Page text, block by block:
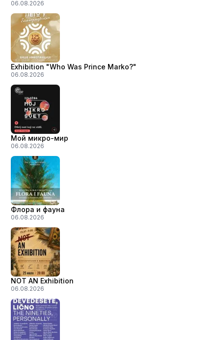
06.08.2026
Exhibition "Who Was Prince Marko?"
06.08.2026
Мой микро-мир
06.08.2026
Флора и фауна
06.08.2026
NOT AN Exhibition
06.08.2026